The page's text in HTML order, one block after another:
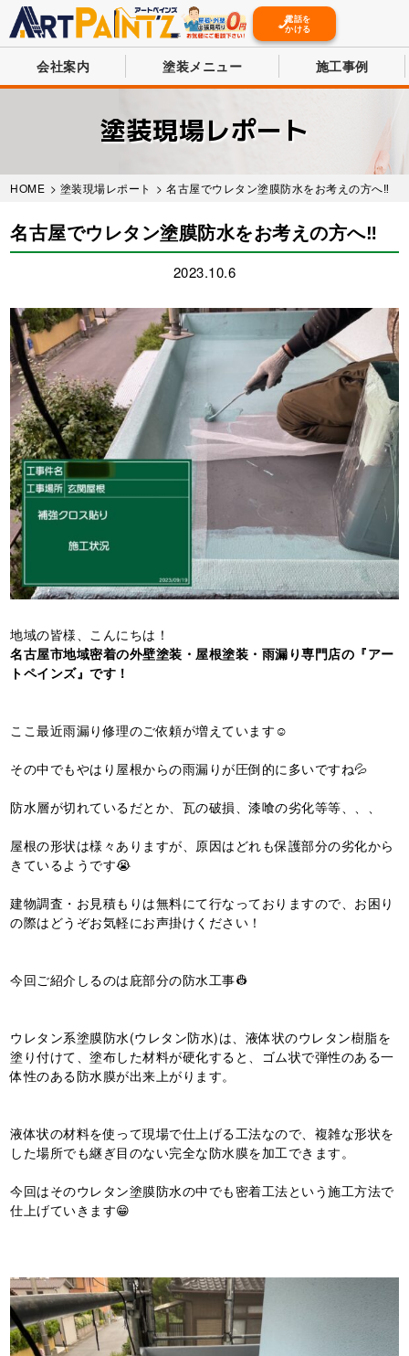
電話を
かける
会社案内 塗装メニュー 施工事例
塗装現場レポート
HOME > 塗装現場レポート > 名古屋でウレタン塗膜防水をお考えの方へ‼️
名古屋でウレタン塗膜防水をお考えの方へ‼️
2023.10.6
地域の皆様、こんにちは！
名古屋市地域密着の外壁塗装・屋根塗装・雨漏り専門店の『アー
トペインズ』です！
ここ最近雨漏り修理のご依頼が増えています☺️
その中でもやはり屋根からの雨漏りが圧倒的に多いですね💦
防水層が切れているだとか、瓦の破損、漆喰の劣化等等、、、
屋根の形状は様々ありますが、原因はどれも保護部分の劣化から
きているようです😭
建物調査・お見積もりは無料にて行なっておりますので、お困り
の際はどうぞお気軽にお声掛けください！
今回ご紹介しるのは庇部分の防水工事👷
ウレタン系塗膜防水(ウレタン防水)は、液体状のウレタン樹脂を
塗り付けて、塗布した材料が硬化すると、ゴム状で弾性のある一
体性のある防水膜が出来上がります。
液体状の材料を使って現場で仕上げる工法なので、複雑な形状を
した場所でも継ぎ目のない完全な防水膜を加工できます。
今回はそのウレタン塗膜防水の中でも密着工法という施工方法で
仕上げていきます😁